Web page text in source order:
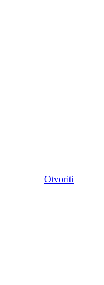
Otvoriti